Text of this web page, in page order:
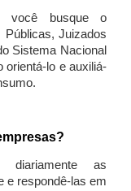
você busque o
Públicas, Juizados
Sistema Nacional
orientá-lo e auxiliá-
diariamente as
e respondê-las em